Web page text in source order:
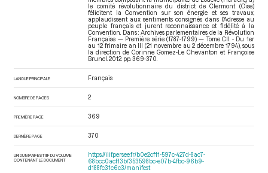
le comité révolutionnaire du district de Clermont (Oise)
félicitent la Convention sur son énergie et ses travaux,
applaudissent aux sentiments consignés dans l’Adresse au
peuple français et jurent reconnaissance et fidélité à la
Convention. Dans : Archives parlementaires de la Révolution
Française — Première série (1787-1799) — Tome CII - Du 1er
au 12 frimaire an III (21 novembre au 2 décembre 1794) , sous
la direction de Corinne Gomez-Le Chevanton et Françoise
Brunel. 2012. pp. 369-370.
LANGUE PRINCIPALE Français
NOMBRE DE PAGES 2
PREMIÈRE PAGE 369
DERNIÈRE PAGE 370
URI DU MANIFEST IIIF DU VOLUME
CONTENANT LE DOCUMENT
https://iiif.persee.fr/b0e2cf11-597c-427d-8ac7-
68bcc0acf13b/353598bc-e07b-4fbc-96b9-
d188fc31c6c3/manifest